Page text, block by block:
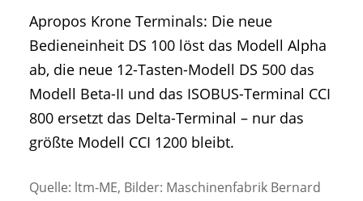
Apropos Krone Terminals: Die neue
Bedieneinheit DS 100 löst das Modell Alpha
ab, die neue 12-Tasten-Modell DS 500 das
Modell Beta-II und das ISOBUS-Terminal CCI
800 ersetzt das Delta-Terminal – nur das
größte Modell CCI 1200 bleibt.
Quelle: ltm-ME, Bilder: Maschinenfabrik Bernard